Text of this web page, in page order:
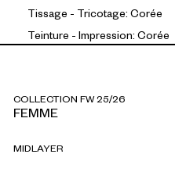
Tissage - Tricotage: Corée
Teinture - Impression: Corée
COLLECTION FW 25/26
FEMME
MIDLAYER